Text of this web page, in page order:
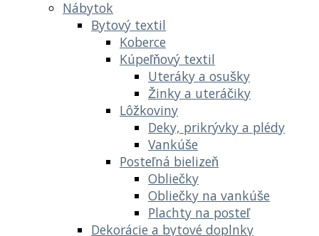
Nábytok
Bytový textil
Koberce
Kúpeľňový textil
Uteráky a osušky
Žinky a uteráčiky
Lôžkoviny
Deky, prikrývky a plédy
Vankúše
Posteľná bielizeň
Obliečky
Obliečky na vankúše
Plachty na posteľ
Dekorácie a bytové doplnky